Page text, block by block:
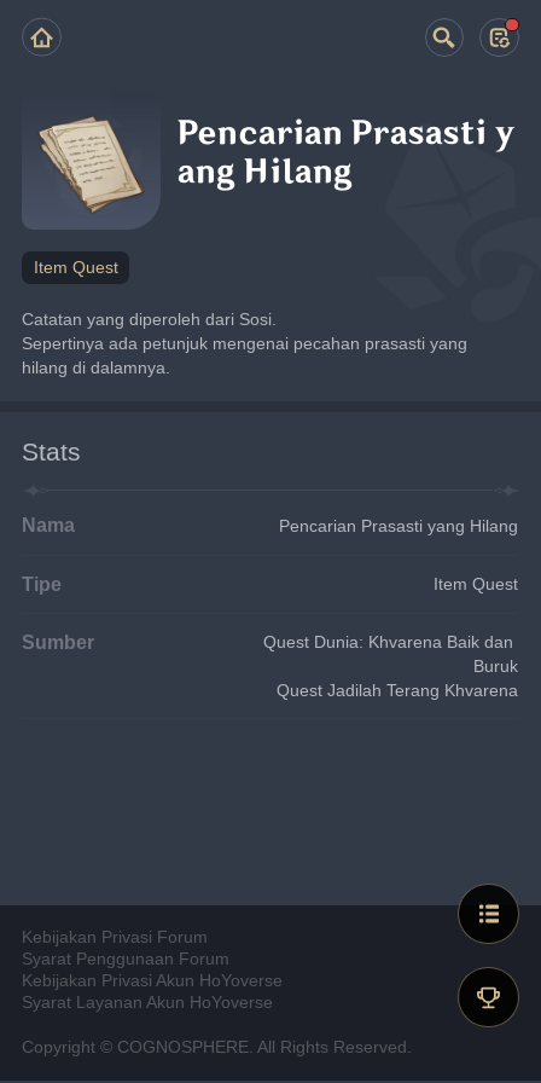
Pencarian Prasasti y
ang Hilang
Item Quest
Catatan yang diperoleh dari Sosi.
Sepertinya ada petunjuk mengenai pecahan prasasti yang
hilang di dalamnya.
Stats
Nama Pencarian Prasasti yang Hilang
Tipe Item Quest
Sumber
Quest Dunia: Khvarena Baik dan
Buruk
Quest Jadilah Terang Khvarena
Kebijakan Privasi Forum
Syarat Penggunaan Forum
Kebijakan Privasi Akun HoYoverse
Syarat Layanan Akun HoYoverse
Copyright © COGNOSPHERE. All Rights Reserved.